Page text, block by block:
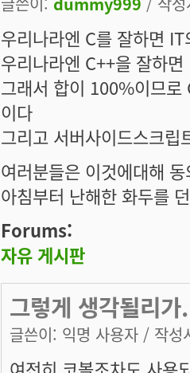
우리나라엔 C를 잘하면
우리나라엔 C++을 잘하
그래서 합이 100%이므로
이다
그리고 서버사이드스크
여러분들은 이것에대해
아침부터 난해한 화두를
Forums:
자유 게시판
그렇게 생각될리
글쓴이: 익명 사용자 / 작성